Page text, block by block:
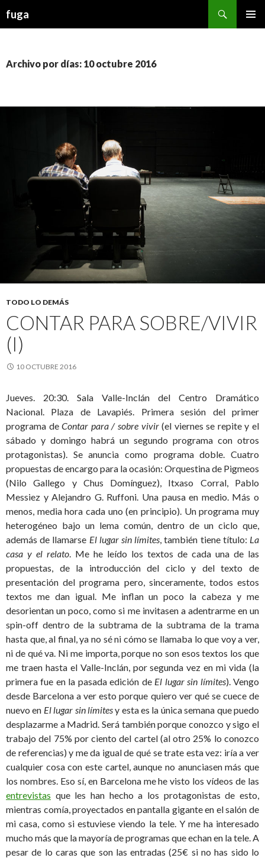
fuga
Archivo por días: 10 octubre 2016
TODO LO DEMÁS
CONTAR PARA SOBRE/VIVIR
(I)
10 OCTUBRE 2016
Jueves. 20:30. Sala Valle-Inclán del Centro Dramático
Nacional. Plaza de Lavapiés. Primera sesión del primer
programa deContar para / sobre vivir(el viernes se repite y el
sábado y domingo habrá un segundo programa con otros
protagonistas). Se anuncia como programa doble. Cuatro
propuestas de encargo para la ocasión: Orquestina de Pigmeos
(Nilo Gallego y Chus Domínguez), Itxaso Corral, Pablo
Messiez y Alejandro G. Ruffoni. Una pausa en medio. Más o
menos, media hora cada uno (en principio). Un programa muy
heterogéneo bajo un lema común, dentro de un ciclo que,
además de llamarse El lugar sin límites, también tiene título: La
casa y el relato. Me he leído los textos de cada una de las
propuestas, de la introducción del ciclo y del texto de
presentación del programa pero, sinceramente, todos estos
textos me dan igual. Me inflan un poco la cabeza y me
desorientan un poco, como si me invitasen a adentrarme en un
spin-off dentro de la subtrama de la subtrama de la trama
hasta que, al final, ya no sé ni cómo se llamaba lo que voy a ver,
ni de qué va. Ni me importa, porque no son esos textos los que
me traen hasta el Valle-Inclán, por segunda vez en mi vida (la
primera fue en la pasada edición de El lugar sin límites). Vengo
desde Barcelona a ver esto porque quiero ver qué se cuece de
nuevo en El lugar sin límitesy esta es la única semana que puedo
desplazarme a Madrid. Será también porque conozco y sigo el
trabajo del 75% por ciento del cartel (al otro 25% lo conozco
de referencias) y me da igual de qué se trate esta vez: iría a ver
cualquier cosa con este cartel, aunque no anunciasen más que
los nombres. Eso sí, en Barcelona me he visto los vídeos de las
entrevistas que les han hecho a los protagonistas de esto,
mientras comía, proyectados en pantalla gigante en el salón de
mi casa, como si estuviese viendo la tele. Y me ha interesado
mucho más que la mayoría de programas que echan en la tele. A
pesar de lo caras que son las entradas (25€ si no has sido lo